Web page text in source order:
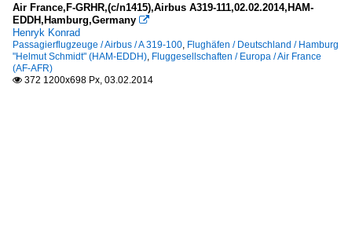
Air France,F-GRHR,(c/n1415),Airbus A319-111,02.02.2014,HAM-
EDDH,Hamburg,Germany 
Henryk Konrad
Passagierflugzeuge / Airbus / A 319-100 Flughäfen / Deutschland / Hamburg
"Helmut Schmidt" (HAM-EDDH) Fluggesellschaften / Europa / Air France
(AF-AFR)
 372 1200x698 Px, 03.02.2014